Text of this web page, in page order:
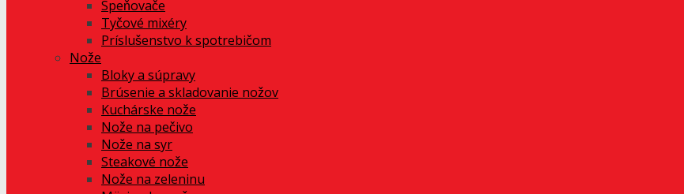
Speňovače
Tyčové mixéry
Príslušenstvo k spotrebičom
Nože
Bloky a súpravy
Brúsenie a skladovanie nožov
Kuchárske nože
Nože na pečivo
Nože na syr
Steakové nože
Nože na zeleninu